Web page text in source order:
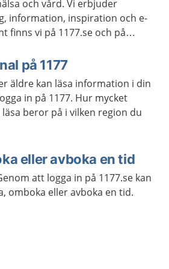
och vård. Vi erbjuder
information, inspiration och e-
finns vi på 1177.se och på
på 1177
äldre kan läsa information i din
in på 1177. Hur mycket
beror på i vilken region du
eller avboka en tid
att logga in på 1177.se kan
omboka eller avboka en tid.